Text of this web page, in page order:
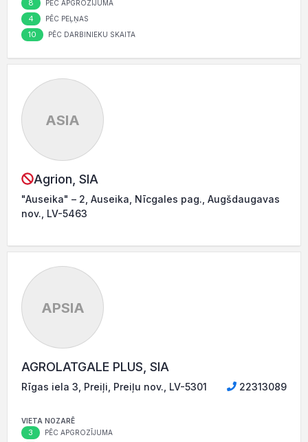
8 PĒC APGROZĪJUMA
4 PĒC PEĻŅAS
10 PĒC DARBINIEKU SKAITA
ASIA
Agrion, SIA
"Auseika" – 2, Auseika, Nīcgales pag., Augšdaugavas
nov., LV-5463
APSIA
AGROLATGALE PLUS, SIA
Rīgas iela 3, Preiļi, Preiļu nov., LV-5301 22313089
VIETA NOZARĒ
3 PĒC APGROZĪJUMA